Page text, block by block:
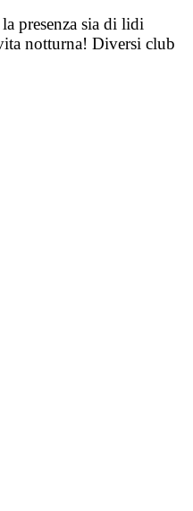
presenza sia di lidi
notturna! Diversi club